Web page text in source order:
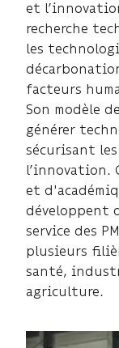
et
recherche
les
facteurs
Son modèle
générer
sécurisant
l’innovation.
et
développent
service des
plusieurs
santé,
agriculture.